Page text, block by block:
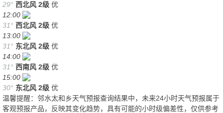
29° 西北风 2级 优
12:00
31° 西北风 2级 优
13:00
31° 东北风 2级 优
14:00
31° 西南风 2级 优
15:00
30° 东北风 2级 优
温馨提醒：邻水太和乡天气预报查询结果中，未来24小时天气预报属于
客观预报产品，反映其变化趋势，具有可能的小时级偏差性，仅供参考